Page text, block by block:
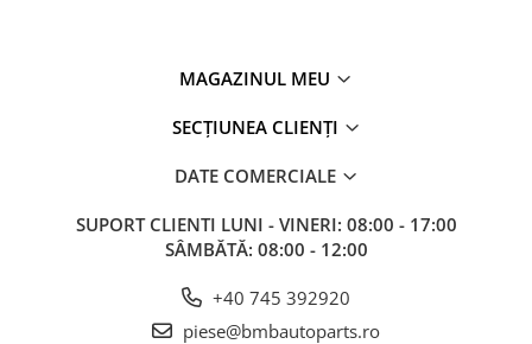
MAGAZINUL MEU
SECȚIUNEA CLIENȚI
DATE COMERCIALE
SUPORT CLIENTI LUNI - VINERI: 08:00 - 17:00
SÂMBĂTĂ: 08:00 - 12:00
+40 745 392920
piese@bmbautoparts.ro